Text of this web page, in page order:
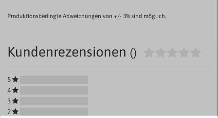
Produktionsbedingte Abweichungen von +/- 3% sind möglich.
Kundenrezensionen ()
5
4
3
2